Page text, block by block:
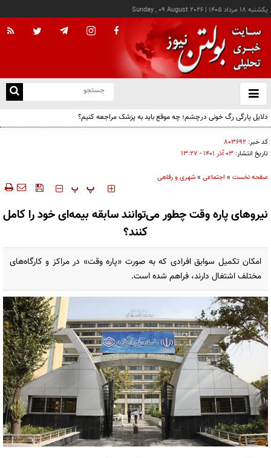
يکشنبه ۱۸ مرداد ۱۴۰۵ |
Sunday , 09 August 2026
باز
و
دلایل پارگی رگ خونی درچشم؛ چه موقع باید به پزشک مراجعه کنیم؟
کد خبر: ۸۰۳۶۹۲
تاریخ انتشار: ۰۳ آذر ۱۴۰۱ - ۱۳:۲۷
صفحه نخست » اجتماعی »شهری و رفاهی
‍‍‍ پ پ
نیروهای پاره وقت چطور می‌توانند سابقه بیمه‌ای خود را کامل
کنند؟
امکان تکمیل سوابق افرادی که به صورت «پاره وقت» در مراکز و کارگاه‌های
مختلف اشتغال دارند، فراهم شده است.